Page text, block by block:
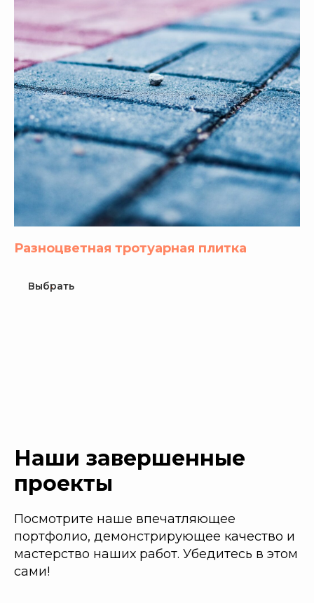
Разноцветная тротуарная плитка
Выбрать
Наши завершенные
проекты
Посмотрите наше впечатляющее
портфолио, демонстрирующее качество и
мастерство наших работ. Убедитесь в этом
сами!